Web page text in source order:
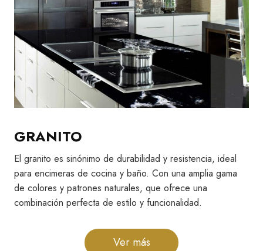
GRANITO
El granito es sinónimo de durabilidad y resistencia, ideal
para encimeras de cocina y baño. Con una amplia gama
de colores y patrones naturales, que ofrece una
combinación perfecta de estilo y funcionalidad.
Ver más